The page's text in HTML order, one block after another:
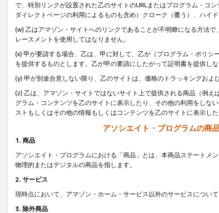
で、特別リンクが設置された乙のサイトのURLまたはプログラム・コ
ダイレクトページの利用によるものも含め）クローク（覆う）、ハイ
(w) 乙はアマゾン・サイトへのリンクであることが不明瞭になる方法
レースメントを使用してはなりません。
(x) 甲が要請する場合、乙は、甲に対して、乙が（プログラム・ポリ
を提供するものとします。乙が甲の要請にしたがって証明書を提供し
(y) 甲が別途合意しない限り、乙のサイトは、価格のトラッキングお
(z) 乙は、アマゾン・サイトではないサイト上で提供される商品（例
グラム・コンテンツを乙のサイトに表示したり、その他の利用をしな
ストもしくはその他の情報もしくはコンテンツを乙のサイトに表示し
アソシエイト・プログラムの商
1. 商品
アソシエイト・プログラムにおける「商品」とは、本商品ステートメ
物理的またはデジタルの商品を指します。
2. サービス
現時点において、アマゾン・ホーム・サービス以外のサービスについ
3. 除外商品